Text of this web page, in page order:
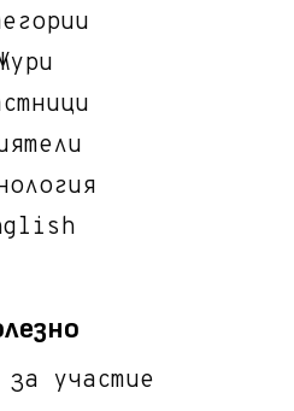
за участие